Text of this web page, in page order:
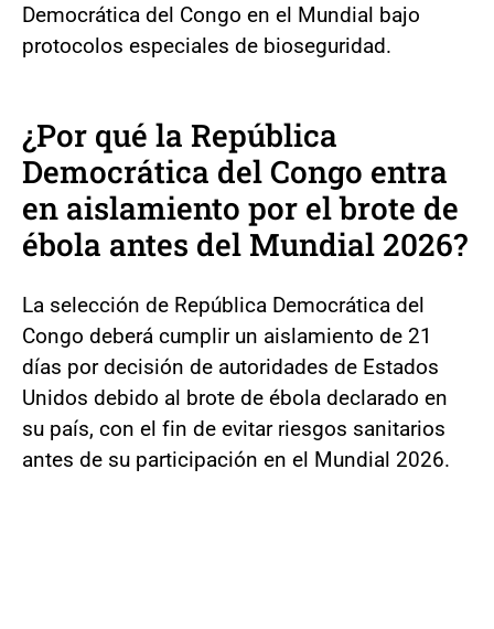
Democrática del Congo en el Mundial bajo
protocolos especiales de bioseguridad.
¿Por qué la República
Democrática del Congo entra
en aislamiento por el brote de
ébola antes del Mundial 2026?
La selección de República Democrática del
Congo deberá cumplir un aislamiento de 21
días por decisión de autoridades de Estados
Unidos debido al brote de ébola declarado en
su país, con el fin de evitar riesgos sanitarios
antes de su participación en el Mundial 2026.